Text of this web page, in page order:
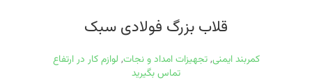
قلاب بزرگ فولادی سبک
کمربند ایمنی, تجهیزات امداد و نجات, لوازم کار در ارتفاع
تماس بگیرید